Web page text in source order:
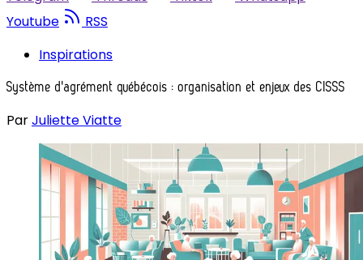
Youtube
RSS
Inspirations
Système d'agrément québécois : organisation et enjeux des CISSS
ParJuliette Viatte